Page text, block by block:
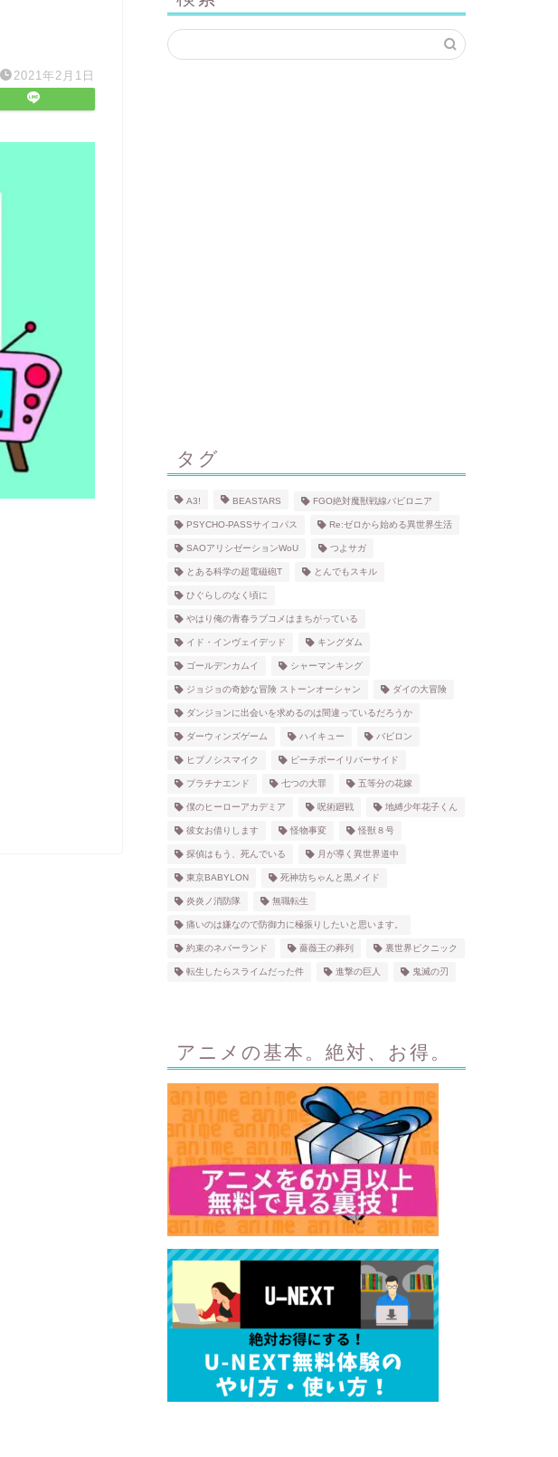
2021年2月1日
タグ
A3! BEASTARS FGO絶対魔獣戦線バビロニア
PSYCHO-PASSサイコパス Re:ゼロから始める異世界生活
SAOアリシゼーションWoU つよサガ
とある科学の超電磁砲T とんでもスキル
ひぐらしのなく頃に
やはり俺の青春ラブコメはまちがっている
イド・インヴェイデッド キングダム
ゴールデンカムイ シャーマンキング
ジョジョの奇妙な冒険 ストーンオーシャン ダイの大冒険
ダンジョンに出会いを求めるのは間違っているだろうか
ダーウィンズゲーム ハイキュー バビロン
ヒプノシスマイク ピーチボーイリバーサイド
プラチナエンド 七つの大罪 五等分の花嫁
僕のヒーローアカデミア 呪術廻戦 地縛少年花子くん
彼女お借りします 怪物事変 怪獣８号
探偵はもう、死んでいる 月が導く異世界道中
東京BABYLON 死神坊ちゃんと黒メイド
炎炎ノ消防隊 無職転生
痛いのは嫌なので防御力に極振りしたいと思います。
約束のネバーランド 薔薇王の葬列 裏世界ピクニック
転生したらスライムだった件 進撃の巨人 鬼滅の刃
アニメの基本。絶対、お得。